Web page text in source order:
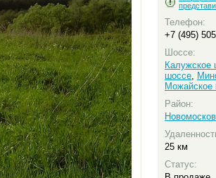
Телефон:
+7 (495)
Шоссе:
Калужское
шоссе,
Можайское
Район:
25 км
Статус: